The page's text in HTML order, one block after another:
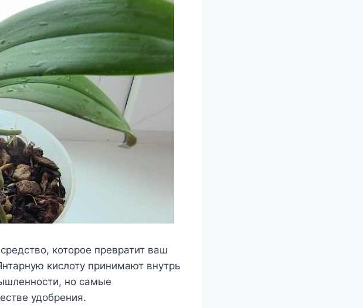
которое превратит ваш
кислоту принимают внутрь
но самые
удобрения.